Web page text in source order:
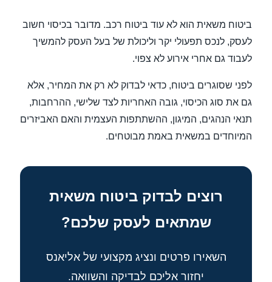
ביטוח משאית הוא לא עוד ביטוח רכב. מדובר בכיסוי חשוב
לעסק, לנכס תפעולי יקר וליכולת של בעל העסק להמשיך
לעבוד גם אחרי אירוע לא צפוי.
לפני שסוגרים ביטוח, כדאי לבדוק לא רק את המחיר, אלא
גם את סוג הכיסוי, גובה האחריות לצד שלישי, ההרחבות,
תנאי הנהגים, המיגון, ההשתתפות העצמית והאם האביזרים
המיוחדים במשאית באמת מבוטחים.
רוצים לבדוק ביטוח משאית
שמתאים לעסק שלכם?
השאירו פרטים ונציג מקצועי של אליאנס
יחזור אליכם לבדיקה והשוואה.